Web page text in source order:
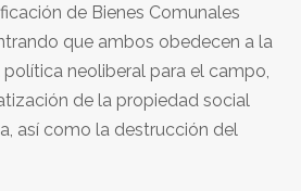
de Bienes Comunales
que ambos obedecen a la
neoliberal para el campo,
de la propiedad social
así como la destrucción del